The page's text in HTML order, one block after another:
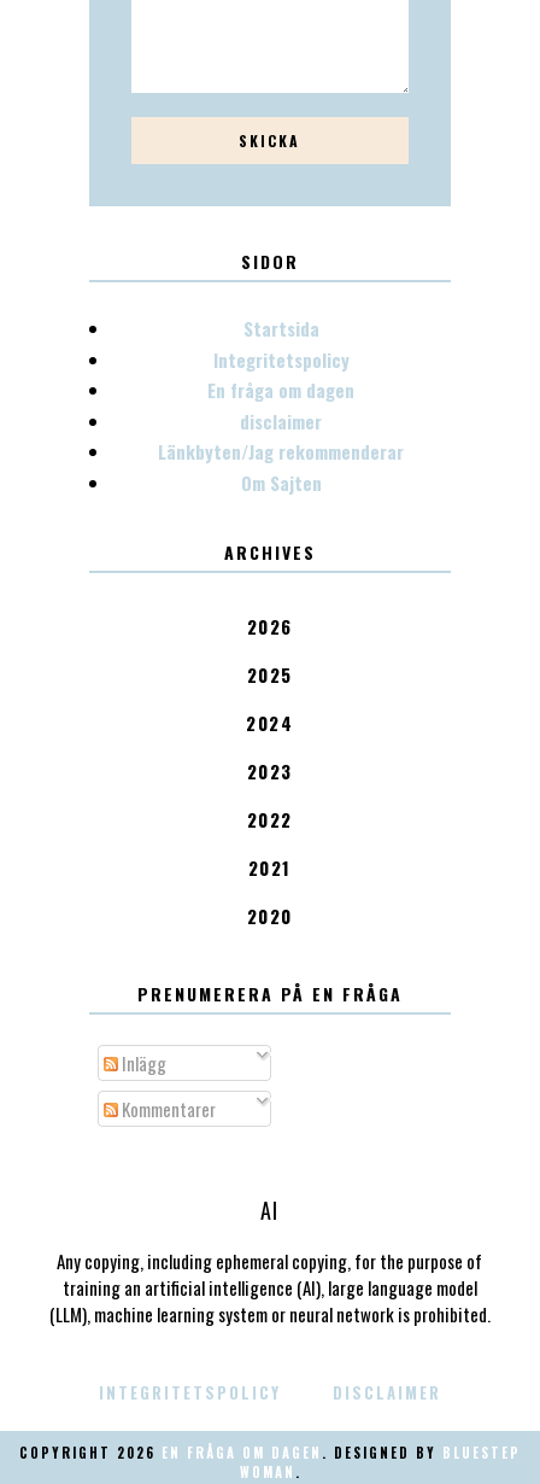
SIDOR
Startsida
Integritetspolicy
En fråga om dagen
disclaimer
Länkbyten/Jag rekommenderar
Om Sajten
ARCHIVES
2026
2025
2024
2023
2022
2021
2020
PRENUMERERA PÅ EN FRÅGA
Inlägg
Kommentarer
AI
Any copying, including ephemeral copying, for the purpose of
training an artificial intelligence (AI), large language model
(LLM), machine learning system or neural network is prohibited.
INTEGRITETSPOLICY DISCLAIMER
COPYRIGHT 2026 EN FRÅGA OM DAGEN . DESIGNED BY BLUESTEP
WOMAN .